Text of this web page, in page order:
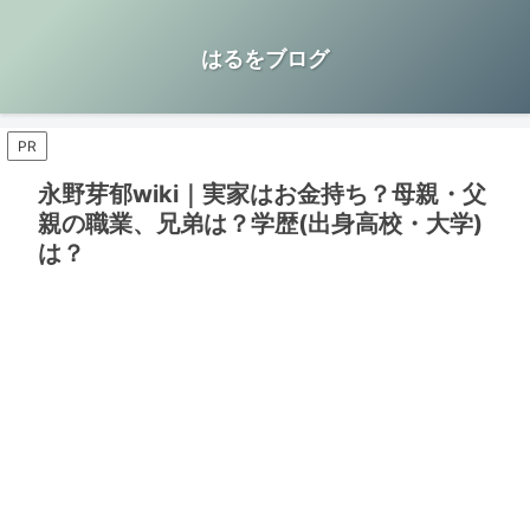
はるをブログ
PR
永野芽郁wiki｜実家はお金持ち？母親・父
親の職業、兄弟は？学歴(出身高校・大学)
は？